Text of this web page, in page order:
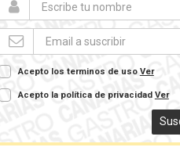
Acepto los terminos de uso Ver
Acepto la política de privacidad Ver